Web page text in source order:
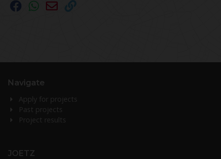
Navigate
Apply for projects
Past projects
Project results
JOETZ